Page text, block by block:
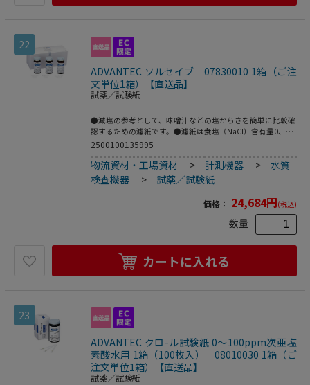
22
ADVANTEC ソルセイブ 07830010 1箱（ご注
文単位1箱）【直送品】
試薬／試験紙
●減塩の参考として、味噌汁などの塩からさを簡単に比較確
認するための濾紙です。●濾紙は食塩（NaCl）含有量0、
0.6、0.8、1.0、1.2、1.4、1.6mg/cm2の7種類が1セットにな
紙を塩からく感じるかにより、塩からさを比較確認します。
●減塩の参考に使用するものです（味覚感度の診断用ではあ
りません）。●セット内容：0（mg/cm2）×4瓶（試験紙
400枚）、0.6（mg/cm2）×1瓶（試験紙100枚））、
0.8（mg/cm2）×1瓶（試験紙100枚））、1.0（mg/cm2）
×1瓶（試験紙100枚））、1.2（mg/cm2）×1瓶（試験紙
100枚））、1.4（mg/cm2）×1瓶（試験紙100枚））、
業者様向け商品です。
2500100135995
物流資材・工場資材 >計測機器 >水質
検査機器
> 試薬／試験紙
価格： 24,684円(税込)
数量
カートに入れる
23
ADVANTEC クロ-ル試験紙 0～100ppm次亜塩
素酸水用 1箱（100枚入） 08010030 1箱（ご
注文単位1箱）【直送品】
試薬／試験紙